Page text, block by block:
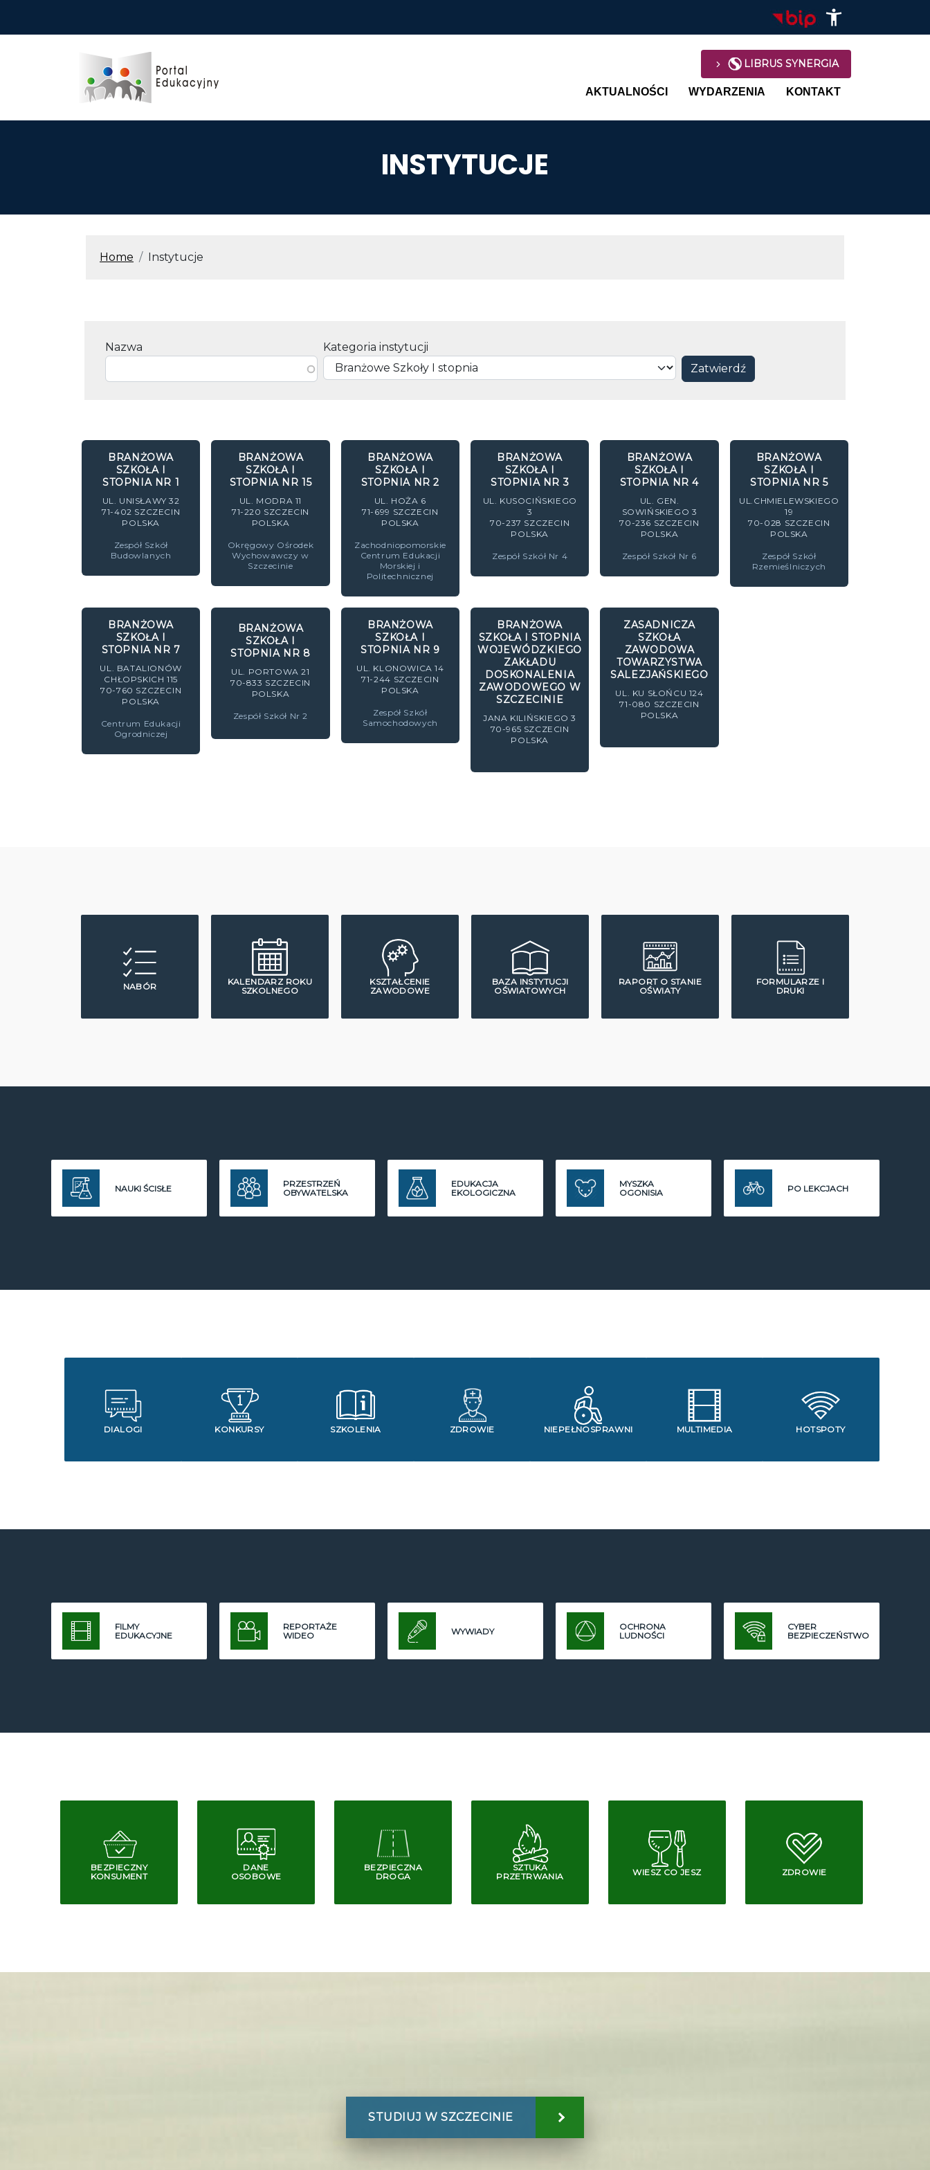
LIBRUS SYNERGIA
Main navigation
AKTUALNOŚCI WYDARZENIA KONTAKT
INSTYTUCJE
ŚCIEŻKA NAWIGACYJNA
Home Instytucje
Nazwa Kategoria instytucji
BRANŻOWA
SZKOŁA I
STOPNIA NR 1
UL. UNISŁAWY 32
71-402 SZCZECIN
POLSKA
Zespół Szkół
Budowlanych
BRANŻOWA
SZKOŁA I
STOPNIA NR 15
UL. MODRA 11
71-220 SZCZECIN
POLSKA
Okręgowy Ośrodek
Wychowawczy w
Szczecinie
BRANŻOWA
SZKOŁA I
STOPNIA NR 2
UL. HOŻA 6
71-699 SZCZECIN
POLSKA
Zachodniopomorskie
Centrum Edukacji
Morskiej i
Politechnicznej
BRANŻOWA
SZKOŁA I
STOPNIA NR 3
UL. KUSOCIŃSKIEGO
3
70-237 SZCZECIN
POLSKA
Zespół Szkół Nr 4
BRANŻOWA
SZKOŁA I
STOPNIA NR 4
UL. GEN.
SOWIŃSKIEGO 3
70-236 SZCZECIN
POLSKA
Zespół Szkół Nr 6
BRANŻOWA
SZKOŁA I
STOPNIA NR 5
UL.CHMIELEWSKIEGO
19
70-028 SZCZECIN
POLSKA
Zespół Szkół
Rzemieślniczych
BRANŻOWA
SZKOŁA I
STOPNIA NR 7
UL. BATALIONÓW
CHŁOPSKICH 115
70-760 SZCZECIN
POLSKA
Centrum Edukacji
Ogrodniczej
BRANŻOWA
SZKOŁA I
STOPNIA NR 8
UL. PORTOWA 21
70-833 SZCZECIN
POLSKA
Zespół Szkół Nr 2
BRANŻOWA
SZKOŁA I
STOPNIA NR 9
UL. KLONOWICA 14
71-244 SZCZECIN
POLSKA
Zespół Szkół
Samochodowych
BRANŻOWA
SZKOŁA I STOPNIA
WOJEWÓDZKIEGO
ZAKŁADU
DOSKONALENIA
ZAWODOWEGO W
SZCZECINIE
JANA KILIŃSKIEGO 3
70-965 SZCZECIN
POLSKA
ZASADNICZA
SZKOŁA
ZAWODOWA
TOWARZYSTWA
SALEZJAŃSKIEGO
UL. KU SŁOŃCU 124
71-080 SZCZECIN
POLSKA
NABÓR
KALENDARZ ROKU
SZKOLNEGO
KSZTAŁCENIE
ZAWODOWE
BAZA INSTYTUCJI
OŚWIATOWYCH
RAPORT O STANIE
OŚWIATY
FORMULARZE I
DRUKI
NAUKI ŚCISŁE
PRZESTRZEŃ
OBYWATELSKA
EDUKACJA
EKOLOGICZNA
MYSZKA
OGONISIA
PO LEKCJACH
DIALOGI KONKURSY SZKOLENIA ZDROWIE NIEPEŁNOSPRAWNI MULTIMEDIA HOTSPOTY
FILMY
EDUKACYJNE
REPORTAŻE
WIDEO
WYWIADY
OCHRONA
LUDNOŚCI
CYBER
BEZPIECZEŃSTWO
BEZPIECZNY
KONSUMENT
DANE
OSOBOWE
BEZPIECZNA
DROGA
SZTUKA
PRZETRWANIA
WIESZ CO JESZ ZDROWIE
STUDIUJ W SZCZECINIE